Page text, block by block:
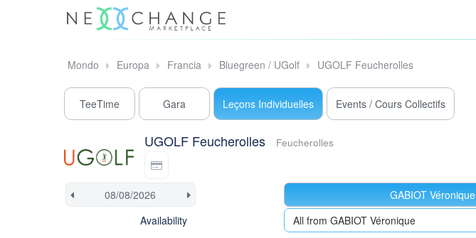
Mondo Europa Francia Bluegreen / UGolf UGOLF Feucherolles
TeeTime Gara Leçons Individuelles Events / Cours Collectifs
UGOLF Feucherolles Feucherolles
GABIOT Véronique
Availability
All from GABIOT Véronique